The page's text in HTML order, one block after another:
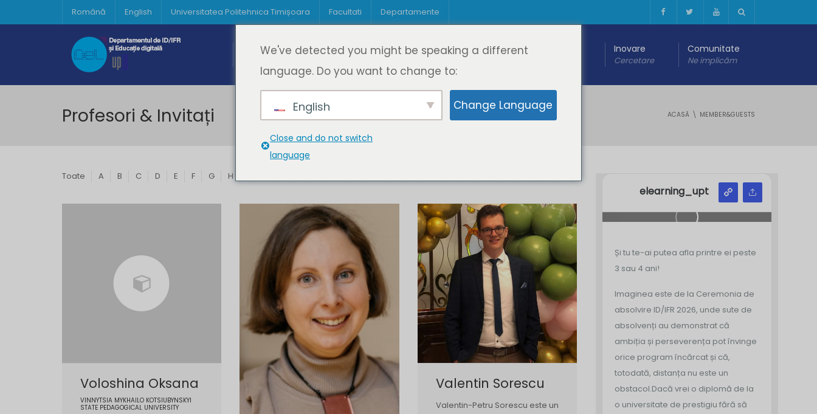
Română English Universitatea Politehnica Timișoara Facultati Departamente
Acasă Despre DeL
Cine suntem
Educație
Oferta de cursuri
Educație digitală Inovare
Cercetare
Comunitate
Ne implicăm
Profesori & Invitați ACASĂ MEMBER&GUESTS
Toate A B C D E F G H
Voloshina Oksana
VINNYTSIA MYKHAILO KOTSIUBYNSKYI
STATE PEDAGOGICAL UNIVERSITY
Valentin Sorescu
Valentin-Petru Sorescu este un
elearning_upt
Și tu te-ai putea afla printre ei peste
3 sau 4 ani!
Imaginea este de la Ceremonia de
absolvire ID/IFR 2026, unde sute de
absolvenți au demonstrat că
ambiția și perseverența pot învinge
orice program încărcat și că,
totodată, distanța nu este un
obstacol.Dacă vrei o diplomă de la
o universitate de prestigiu fără să
We've detected you might be speaking a different
language. Do you want to change to:
English Change Language
Close and do not switch
language